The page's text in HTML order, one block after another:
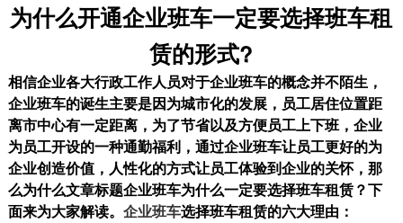
为什么开通企业班车一定要选择班车租
赁的形式?
相信企业各大行政工作人员对于企业班车的概念并不陌生，
企业班车的诞生主要是因为城市化的发展，员工居住位置距
离市中心有一定距离，为了节省以及方便员工上下班，企业
为员工开设的一种通勤福利，通过企业班车让员工更好的为
企业创造价值，人性化的方式让员工体验到企业的关怀，那
么为什么文章标题企业班车为什么一定要选择班车租赁？下
面来为大家解读。 企业班车选择班车租赁的六大理由：